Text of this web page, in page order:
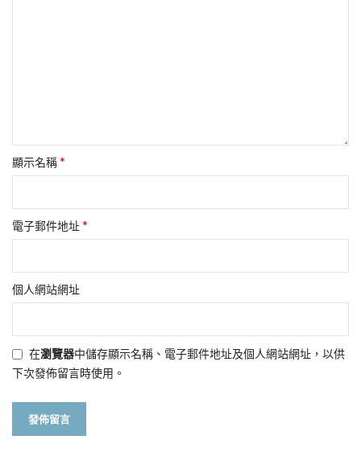
顯示名稱*
電子郵件地址*
個人網站網址
在瀏覽器中儲存顯示名稱、電子郵件地址及個人網站網址，以供
下次發佈留言時使用。